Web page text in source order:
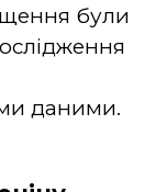
були
даними.